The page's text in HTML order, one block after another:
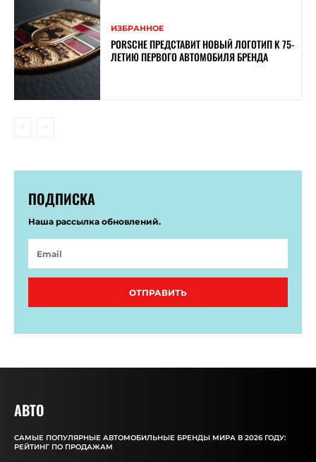
ИЗБРАННОЕ
PORSCHE ПРЕДСТАВИТ НОВЫЙ ЛОГОТИП К 75-
ЛЕТИЮ ПЕРВОГО АВТОМОБИЛЯ БРЕНДА
ПОДПИСКА
Наша рассылка обновлений.
ОТПРАВИТЬ
АВТО
САМЫЕ ПОПУЛЯРНЫЕ АВТОМОБИЛЬНЫЕ БРЕНДЫ МИРА В 2026 ГОДУ:
РЕЙТИНГ ПО ПРОДАЖАМ